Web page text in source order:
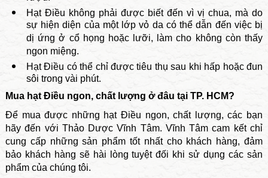
Hạt Điều không phải được biết đến vì vị chua, mà do
sự hiện diện của một lớp vỏ da có thể dẫn đến việc bị
dị ứng ở cổ họng hoặc lưỡi, làm cho không còn thấy
ngon miệng.
Hạt Điều có thể chỉ được tiêu thụ sau khi hấp hoặc đun
sôi trong vài phút.
Mua hạt Điều ngon, chất lượng ở đâu tại TP. HCM?
Để mua được những hạt Điều ngon, chất lượng, các bạn
hãy đến với Thảo Dược Vĩnh Tâm. Vĩnh Tâm cam kết chỉ
cung cấp những sản phẩm tốt nhất cho khách hàng, đảm
bảo khách hàng sẽ hài lòng tuyệt đối khi sử dụng các sản
phẩm của chúng tôi.